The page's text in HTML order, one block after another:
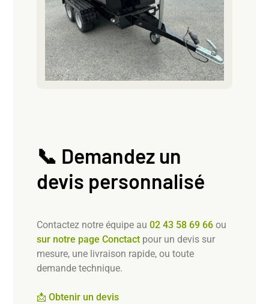
📞 Demandez un
devis personnalisé
Contactez notre équipe au02 43 58 69 66 ou
sur notre page Conctact pour un devis sur
mesure, une livraison rapide, ou toute
demande technique.
📩 Obtenir un devis